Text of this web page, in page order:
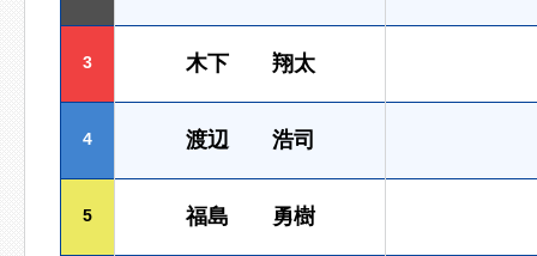
3 木下 翔太
4 渡辺 浩司
5 福島 勇樹